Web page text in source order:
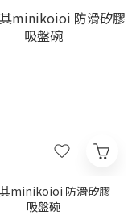
minikoioi 防滑矽膠
吸盤碗